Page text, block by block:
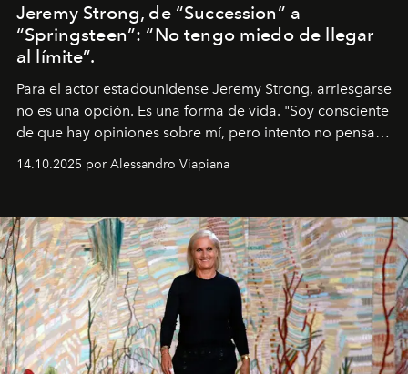
Jeremy Strong, de “Succession” a
“Springsteen”: “No tengo miedo de llegar
al límite”.
Para el actor estadounidense Jeremy Strong, arriesgarse
no es una opción. Es una forma de vida. "Soy consciente
de que hay opiniones sobre mí, pero intento no pensar
pérdida de tiempo", afirma.
14.10.2025 por Alessandro Viapiana